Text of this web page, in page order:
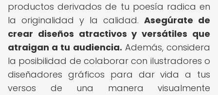
productos derivados de tu poesía radica en
la originalidad y la calidad. Asegúrate de
crear diseños atractivos y versátiles que
atraigan a tu audiencia. Además, considera
la posibilidad de colaborar con ilustradores o
diseñadores gráficos para dar vida a tus
versos de una manera visualmente